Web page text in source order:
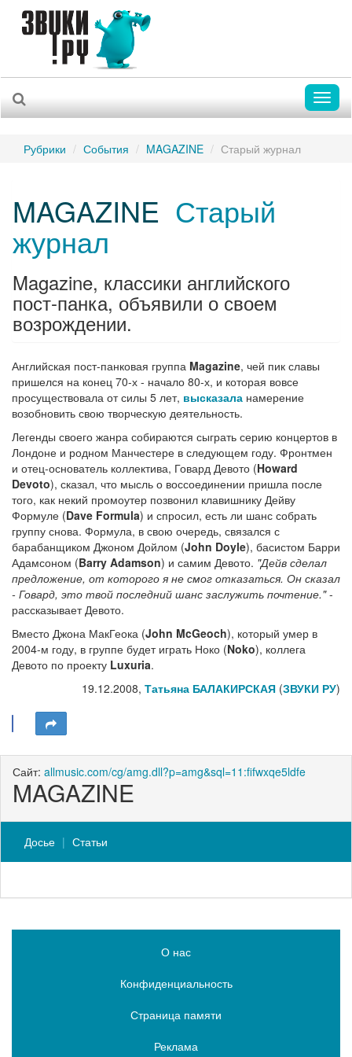
Рубрики События MAGAZINE Старый журнал
MAGAZINE Старый
журнал
Magazine, классики английского
пост-панка, объявили о своем
возрождении.
Английская пост-панковая группа Magazine, чей пик славы
пришелся на конец 70-х - начало 80-х, и которая вовсе
просуществовала от силы 5 лет, высказала намерение
возобновить свою творческую деятельность.
Легенды своего жанра собираются сыграть серию концертов в
Лондоне и родном Манчестере в следующем году. Фронтмен
и отец-основатель коллектива, Говард Девото (Howard
Devoto), сказал, что мысль о воссоединении пришла после
того, как некий промоутер позвонил клавишнику Дейву
Формуле (Dave Formula) и спросил, есть ли шанс собрать
группу снова. Формула, в свою очередь, связался с
барабанщиком Джоном Дойлом (John Doyle), басистом Барри
Адамсоном (Barry Adamson) и самим Девото. "Дейв сделал
предложение, от которого я не смог отказаться. Он сказал
- Говард, это твой последний шанс заслужить почтение."-
рассказывает Девото.
Вместо Джона МакГеока (John McGeoch), который умер в
2004-м году, в группе будет играть Ноко (Noko), коллега
Девото по проекту Luxuria.
19.12.2008, Татьяна БАЛАКИРСКАЯ (ЗВУКИ РУ)
Сайт: allmusic.com/cg/amg.dll?p=amg&sql=11:fifwxqe5ldfe
MAGAZINE
Досье Статьи
О нас
Конфиденциальность
Страница памяти
Реклама